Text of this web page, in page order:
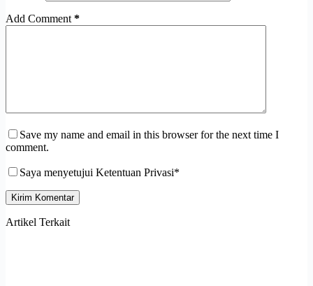
Add Comment *
Save my name and email in this browser for the next time I
comment.
Saya menyetujui Ketentuan Privasi*
Kirim Komentar
Artikel Terkait